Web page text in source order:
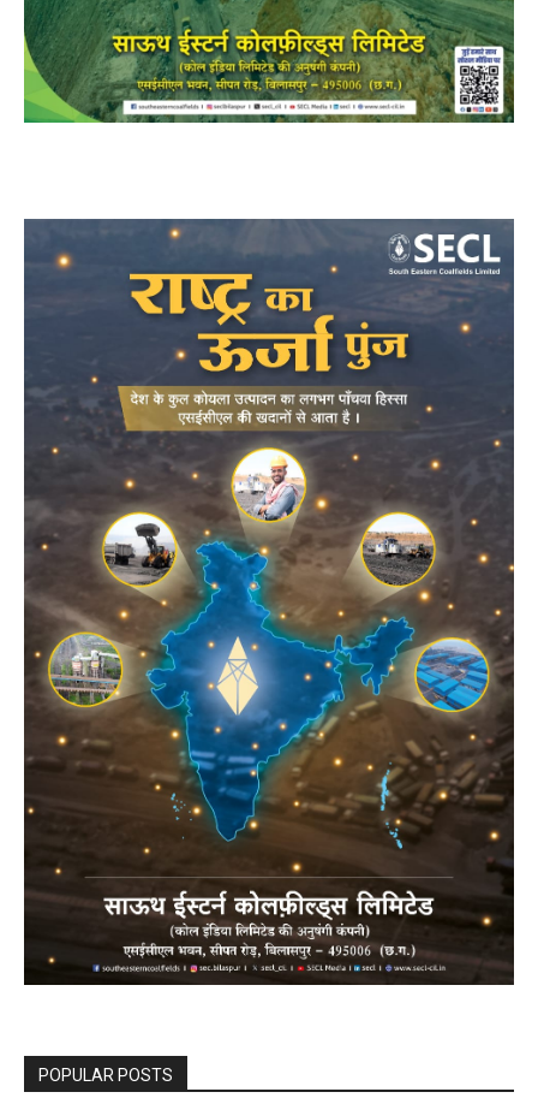
POPULAR POSTS